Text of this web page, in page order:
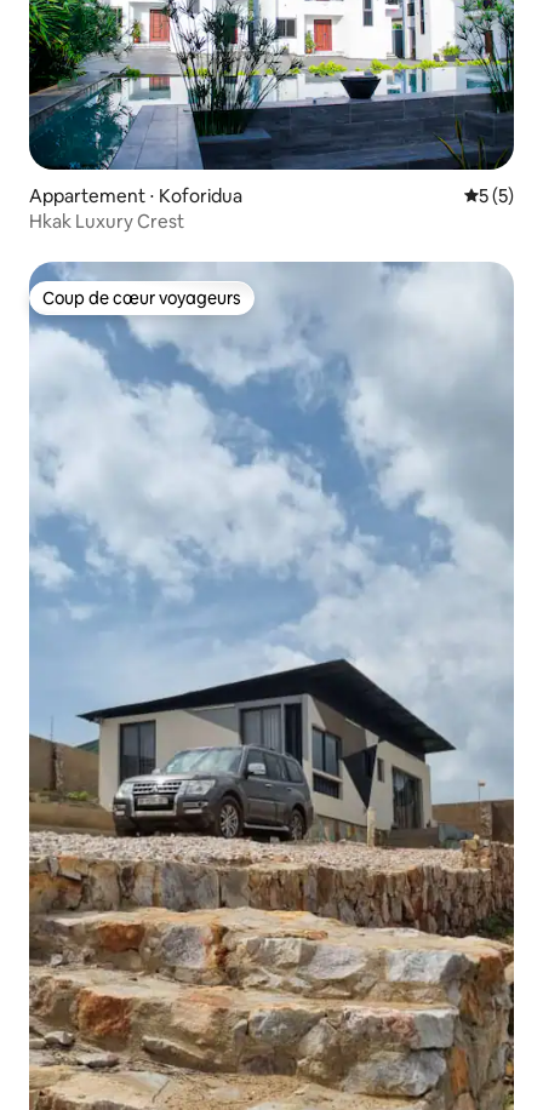
Appartement ⋅ Koforidua
5 (5)
Hkak Luxury Crest
Coup de cœur voyageurs
Coup de cœur voyageurs